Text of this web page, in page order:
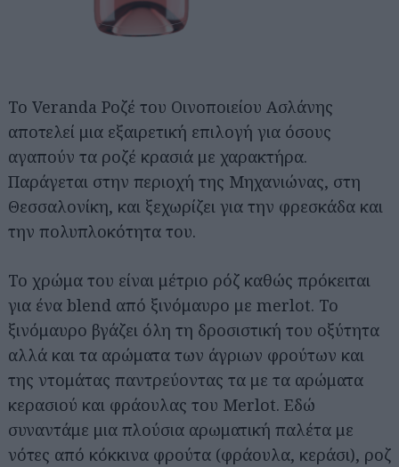
Το Veranda Ροζέ του Οινοποιείου Ασλάνης
αποτελεί μια εξαιρετική επιλογή για όσους
αγαπούν τα ροζέ κρασιά με χαρακτήρα.
Παράγεται στην περιοχή της Μηχανιώνας, στη
Θεσσαλονίκη, και ξεχωρίζει για την φρεσκάδα και
την πολυπλοκότητα του.
Το χρώμα του είναι μέτριο ρόζ καθώς πρόκειται
για ένα blend από ξινόμαυρο με merlot. Το
ξινόμαυρο βγάζει όλη τη δροσιστική του οξύτητα
αλλά και τα αρώματα των άγριων φρούτων και
της ντομάτας παντρεύοντας τα με τα αρώματα
κερασιού και φράουλας του Merlot. Εδώ
συναντάμε μια πλούσια αρωματική παλέτα με
νότες από κόκκινα φρούτα (φράουλα, κεράσι), ροζ